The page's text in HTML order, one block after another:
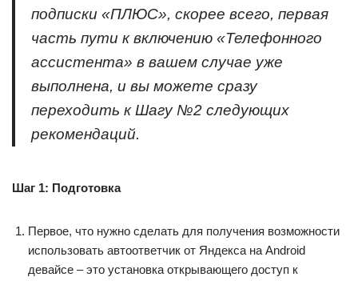
подписки «ПЛЮС», скорее всего, первая
часть пути к включению «Телефонного
ассистента» в вашем случае уже
выполнена, и вы можете сразу
переходить к Шагу №2 следующих
рекомендаций.
Шаг 1: Подготовка
Первое, что нужно сделать для получения возможности
использовать автоответчик от Яндекса на Android
девайсе – это установка открывающего доступ к